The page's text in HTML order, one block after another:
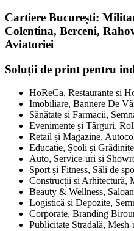
Cartiere București:
Colentina, Berceni,
Aviatoriei
Soluții de print pentru
HoReCa, Restaurante și
Imobiliare, Bannere De
Sănătate și Farmacii,
Evenimente și Târguri,
Retail și Magazine,
Educație, Școli și Grădinițe
Auto, Service-uri și
Sport și Fitness, Săli de
Construcții și Arhitectură,
Beauty & Wellness,
Logistică și Depozite,
Corporate, Branding
Publicitate Stradală,